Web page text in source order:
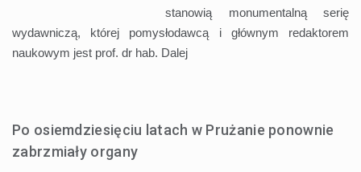
stanowią monumentalną serię
wydawniczą, której pomysłodawcą i głównym redaktorem
naukowym jest prof. dr hab. Dalej
Po osiemdziesięciu latach w Prużanie ponownie
zabrzmiały organy